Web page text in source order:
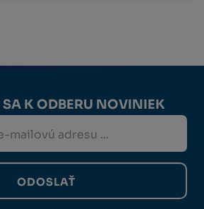
SA K ODBERU NOVINIEK
ODOSLAŤ